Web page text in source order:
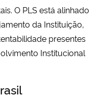
O PLS está alinhado
da Instituição,
presentes
Institucional